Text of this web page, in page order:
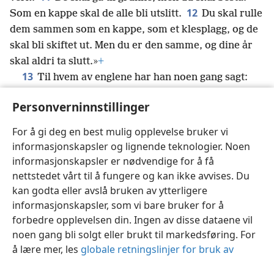
Personverninnstillinger
For å gi deg en best mulig opplevelse bruker vi
informasjonskapsler og lignende teknologier. Noen
informasjonskapsler er nødvendige for å få
nettstedet vårt til å fungere og kan ikke avvises. Du
kan godta eller avslå bruken av ytterligere
informasjonskapsler, som vi bare bruker for å
forbedre opplevelsen din. Ingen av disse dataene vil
noen gang bli solgt eller brukt til markedsføring. For
å lære mer, les globale retningslinjer for bruk av
Som en kappe skal de alle bli utslitt. 12 Du skal rulle
dem sammen som en kappe, som et klesplagg, og de
skal bli skiftet ut. Men du er den samme, og dine år
skal aldri ta slutt.»+
13 Til hvem av englene har han noen gang sagt:
som en skammel for dine føtter»?
englene ånder som utfører hellig tjeneste,
utsendt
for å hjelpe dem som skal bli frelst?
Norsk Del Innstillinger
Copyright© 2026 Watch Tower Bible and Tract Society of Pennsylvania
Vilkår for bruk Personvern Personverninnstillinger
JW.ORG
Logg inn